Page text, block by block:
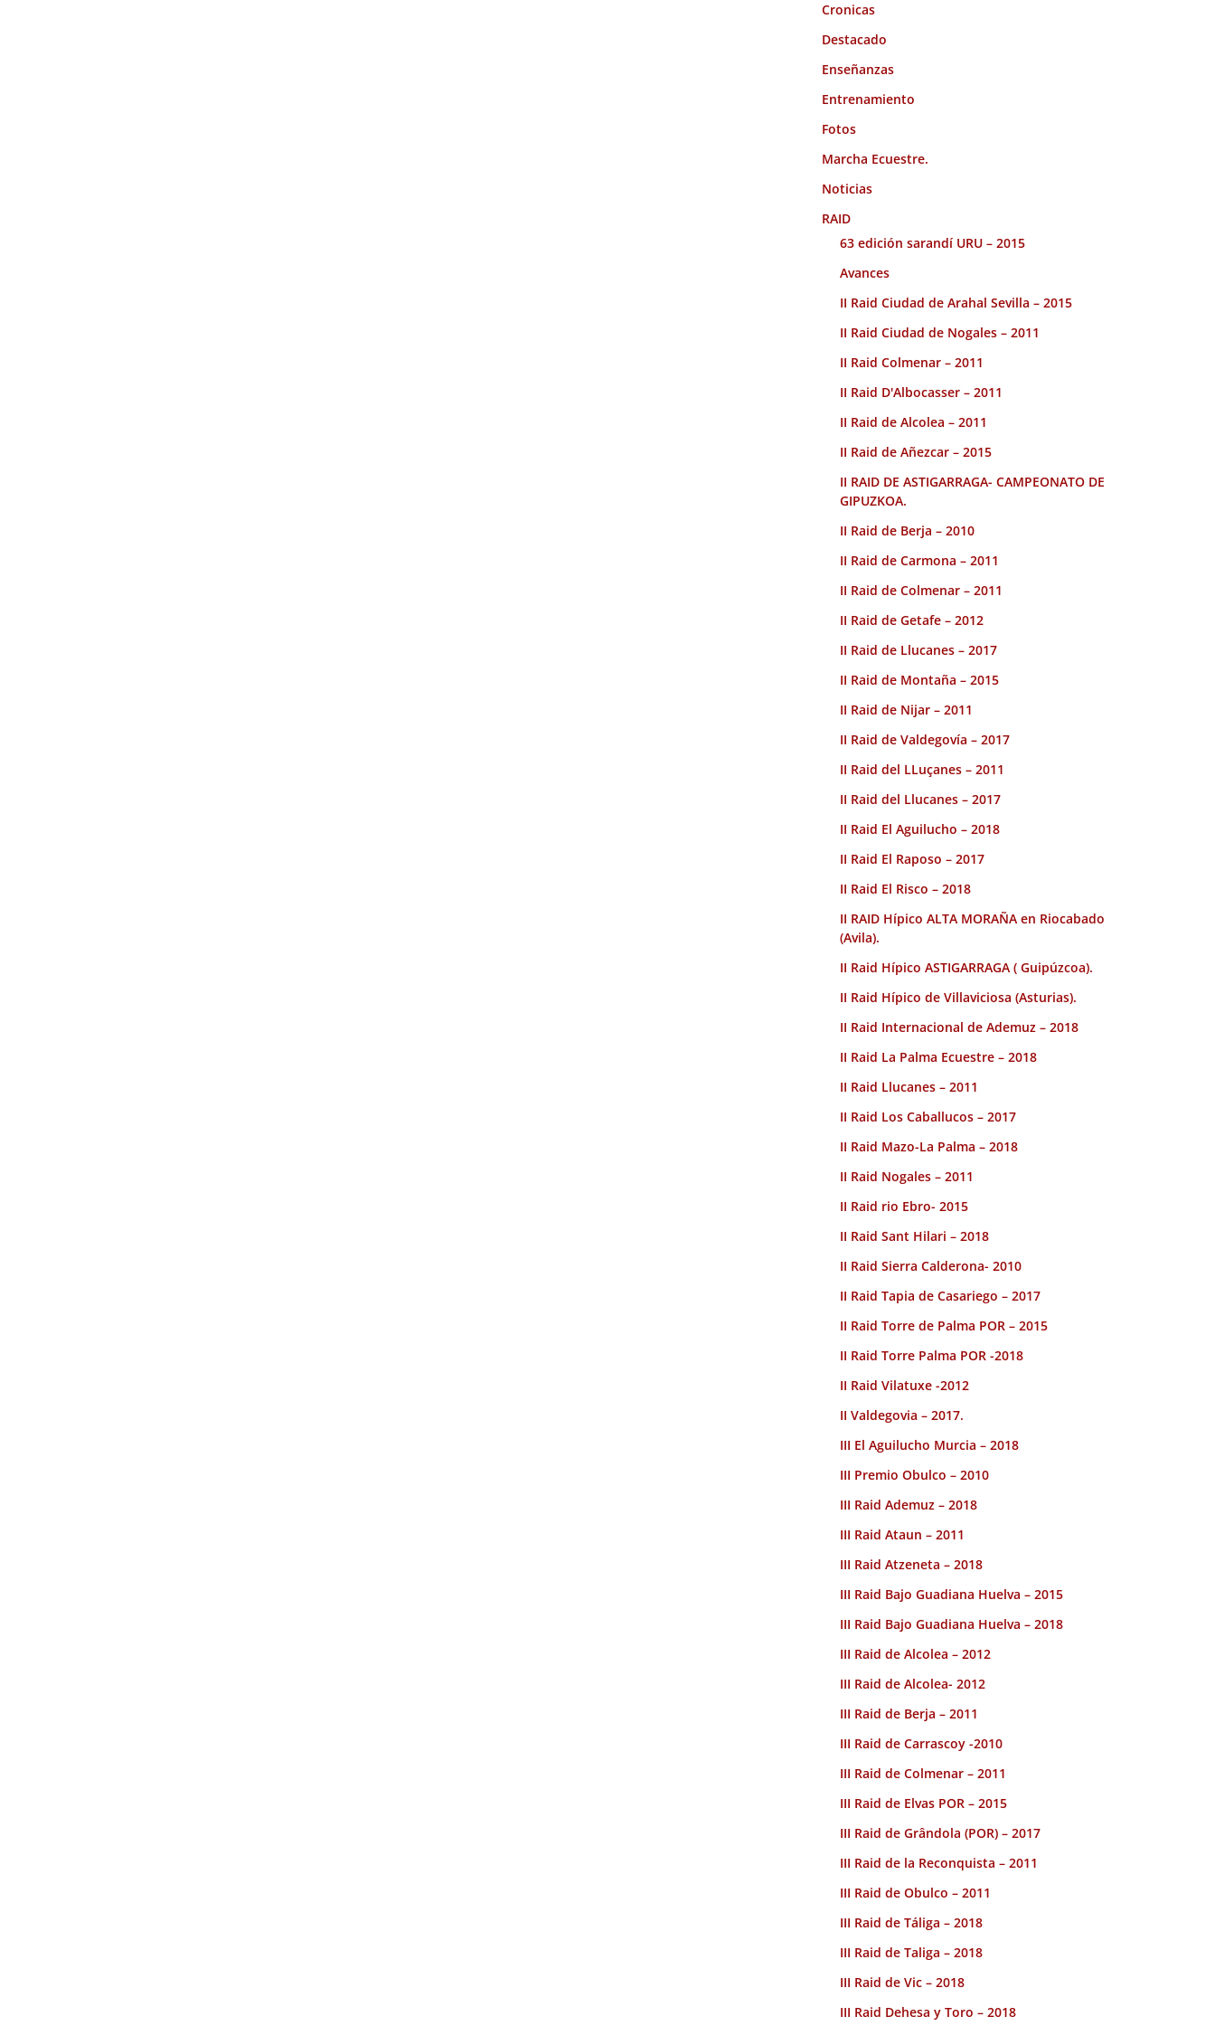
Cronicas
Destacado
Enseñanzas
Entrenamiento
Fotos
Marcha Ecuestre.
Noticias
RAID
63 edición sarandí URU – 2015
Avances
II Raid Ciudad de Arahal Sevilla – 2015
II Raid Ciudad de Nogales – 2011
II Raid Colmenar – 2011
II Raid D'Albocasser – 2011
II Raid de Alcolea – 2011
II Raid de Añezcar – 2015
II RAID DE ASTIGARRAGA- CAMPEONATO DE
GIPUZKOA.
II Raid de Berja – 2010
II Raid de Carmona – 2011
II Raid de Colmenar – 2011
II Raid de Getafe – 2012
II Raid de Llucanes – 2017
II Raid de Montaña – 2015
II Raid de Nijar – 2011
II Raid de Valdegovía – 2017
II Raid del LLuçanes – 2011
II Raid del Llucanes – 2017
II Raid El Aguilucho – 2018
II Raid El Raposo – 2017
II Raid El Risco – 2018
II RAID Hípico ALTA MORAÑA en Riocabado
(Avila).
II Raid Hípico ASTIGARRAGA ( Guipúzcoa).
II Raid Hípico de Villaviciosa (Asturias).
II Raid Internacional de Ademuz – 2018
II Raid La Palma Ecuestre – 2018
II Raid Llucanes – 2011
II Raid Los Caballucos – 2017
II Raid Mazo-La Palma – 2018
II Raid Nogales – 2011
II Raid rio Ebro- 2015
II Raid Sant Hilari – 2018
II Raid Sierra Calderona- 2010
II Raid Tapia de Casariego – 2017
II Raid Torre de Palma POR – 2015
II Raid Torre Palma POR -2018
II Raid Vilatuxe -2012
II Valdegovia – 2017.
III El Aguilucho Murcia – 2018
III Premio Obulco – 2010
III Raid Ademuz – 2018
III Raid Ataun – 2011
III Raid Atzeneta – 2018
III Raid Bajo Guadiana Huelva – 2015
III Raid Bajo Guadiana Huelva – 2018
III Raid de Alcolea – 2012
III Raid de Alcolea- 2012
III Raid de Berja – 2011
III Raid de Carrascoy -2010
III Raid de Colmenar – 2011
III Raid de Elvas POR – 2015
III Raid de Grândola (POR) – 2017
III Raid de la Reconquista – 2011
III Raid de Obulco – 2011
III Raid de Táliga – 2018
III Raid de Taliga – 2018
III Raid de Vic – 2018
III Raid Dehesa y Toro – 2018